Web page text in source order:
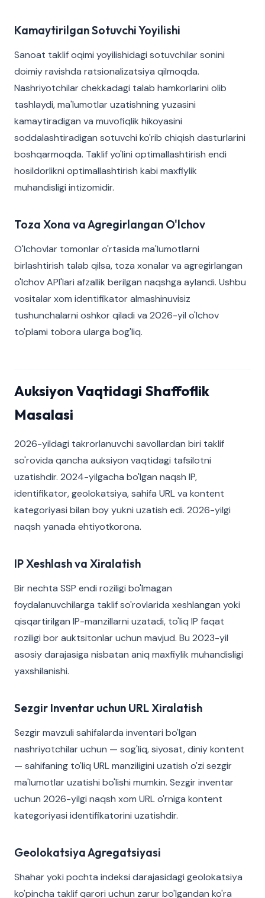
Kamaytirilgan Sotuvchi Yoyilishi
Sanoat taklif oqimi yoyilishidagi sotuvchilar sonini
doimiy ravishda ratsionalizatsiya qilmoqda.
Nashriyotchilar chekkadagi talab hamkorlarini olib
tashlaydi, ma'lumotlar uzatishning yuzasini
kamaytiradigan va muvofiqlik hikoyasini
soddalashtiradigan sotuvchi ko'rib chiqish dasturlarini
boshqarmoqda. Taklif yo'lini optimallashtirish endi
hosildorlikni optimallashtirish kabi maxfiylik
muhandisligi intizomidir.
Toza Xona va Agregirlangan O'lchov
O'lchovlar tomonlar o'rtasida ma'lumotlarni
birlashtirish talab qilsa, toza xonalar va agregirlangan
o'lchov API'lari afzallik berilgan naqshga aylandi. Ushbu
vositalar xom identifikator almashinuvisiz
tushunchalarni oshkor qiladi va 2026-yil o'lchov
to'plami tobora ularga bog'liq.
Auksiyon Vaqtidagi Shaffoflik
Masalasi
2026-yildagi takrorlanuvchi savollardan biri taklif
so'rovida qancha auksiyon vaqtidagi tafsilotni
uzatishdir. 2024-yilgacha bo'lgan naqsh IP,
identifikator, geolokatsiya, sahifa URL va kontent
kategoriyasi bilan boy yukni uzatish edi. 2026-yilgi
naqsh yanada ehtiyotkorona.
IP Xeshlash va Xiralatish
Bir nechta SSP endi roziligi bo'lmagan
foydalanuvchilarga taklif so'rovlarida xeshlangan yoki
qisqartirilgan IP-manzillarni uzatadi, to'liq IP faqat
roziligi bor auktsitonlar uchun mavjud. Bu 2023-yil
asosiy darajasiga nisbatan aniq maxfiylik muhandisligi
yaxshilanishi.
Sezgir Inventar uchun URL Xiralatish
Sezgir mavzuli sahifalarda inventari bo'lgan
nashriyotchilar uchun — sog'liq, siyosat, diniy kontent
— sahifaning to'liq URL manziligini uzatish o'zi sezgir
ma'lumotlar uzatishi bo'lishi mumkin. Sezgir inventar
uchun 2026-yilgi naqsh xom URL o'rniga kontent
kategoriyasi identifikatorini uzatishdir.
Geolokatsiya Agregatsiyasi
Shahar yoki pochta indeksi darajasidagi geolokatsiya
ko'pincha taklif qarori uchun zarur bo'lgandan ko'ra